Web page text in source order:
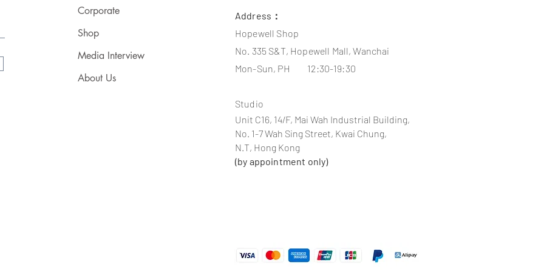
Corporate
Shop
Media Interview
About Us
Address：
Hopewell Shop
No. 335 S&T, Hopewell Mall, Wanchai
Mon-Sun, PH 12:30-19:30
Studio
Unit C16, 14/F, Mai Wah Industrial Building,
No. 1-7 Wah Sing Street, Kwai Chung,
N.T, Hong Kong
(by appointment only)